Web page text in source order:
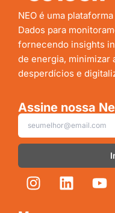
NEO é uma
Dados para
fornecendo insights
de energia, minimizar
desperdícios e
Assine nossa